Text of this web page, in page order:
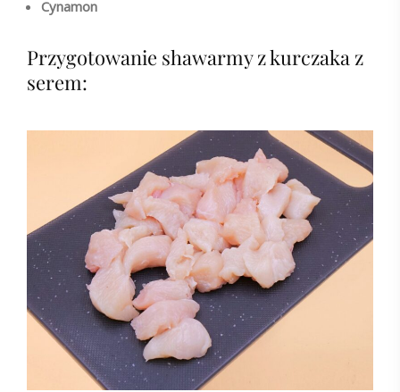
Cynamon
Przygotowanie shawarmy z kurczaka z
serem: